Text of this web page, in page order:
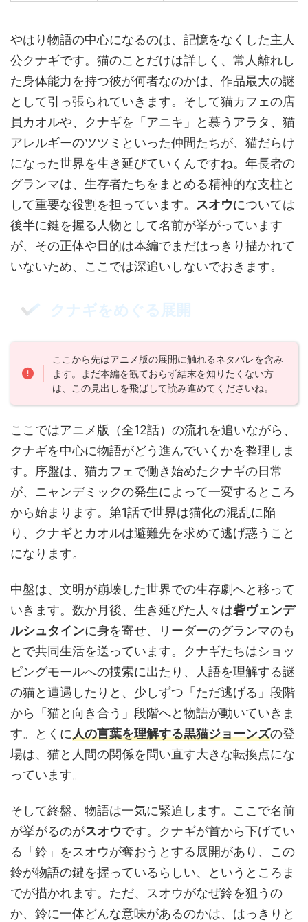
やはり物語の中心になるのは、記憶をなくした主人
公クナギです。猫のことだけは詳しく、常人離れし
た身体能力を持つ彼が何者なのかは、作品最大の謎
として引っ張られていきます。そして猫カフェの店
員カオルや、クナギを「アニキ」と慕うアラタ、猫
アレルギーのツツミといった仲間たちが、猫だらけ
になった世界を生き延びていくんですね。年長者の
グランマは、生存者たちをまとめる精神的な支柱と
して重要な役割を担っています。 スオウについては
後半に鍵を握る人物として名前が挙がっています
が、その正体や目的は本編でまだはっきり描かれて
いないため、ここでは深追いしないでおきます。
クナギをめぐる展開
ここから先はアニメ版の展開に触れるネタバレを含み
ます。まだ本編を観ておらず結末を知りたくない方
は、この見出しを飛ばして読み進めてくださいね。
ここではアニメ版（全12話）の流れを追いながら、
クナギを中心に物語がどう進んでいくかを整理しま
す。序盤は、猫カフェで働き始めたクナギの日常
が、ニャンデミックの発生によって一変するところ
から始まります。第1話で世界は猫化の混乱に陥
り、クナギとカオルは避難先を求めて逃げ惑うこと
になります。
中盤は、文明が崩壊した世界での生存劇へと移って
いきます。数か月後、生き延びた人々は砦ヴェンデ
ルシュタインに身を寄せ、リーダーのグランマのも
とで共同生活を送っています。クナギたちはショッ
ピングモールへの捜索に出たり、人語を理解する謎
の猫と遭遇したりと、少しずつ「ただ逃げる」段階
から「猫と向き合う」段階へと物語が動いていきま
す。とくに人の言葉を理解する黒猫ジョーンズの登
場は、猫と人間の関係を問い直す大きな転換点にな
っています。
そして終盤、物語は一気に緊迫します。ここで名前
が挙がるのがスオウです。クナギが首から下げてい
る「鈴」をスオウが奪おうとする展開があり、この
鈴が物語の鍵を握っているらしい、というところま
でが描かれます。ただ、スオウがなぜ鈴を狙うの
か、鈴に一体どんな意味があるのかは、はっきりと